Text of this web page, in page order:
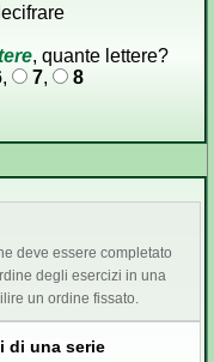
, quante lettere?
, 7,
8
deve essere completato
stabilire un ordine fissato.
di una serie